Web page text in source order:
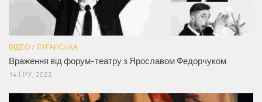
ВІДЕО / ЛУГАНСЬКА
Враження від форум-театру з Ярославом Федорчуком
14 ГРУ, 2022